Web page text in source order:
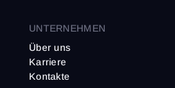
UNTERNEHMEN
Über uns
Karriere
Kontakte